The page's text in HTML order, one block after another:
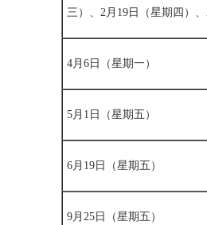
三）、2月19日（星期四）
4月6日（星期一）
5月1日（星期五）
6月19日（星期五）
9月25日（星期五）